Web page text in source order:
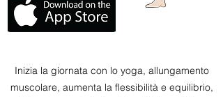
Inizia la giornata con lo yoga, allungamento
muscolare, aumenta la flessibilità e equilibrio,